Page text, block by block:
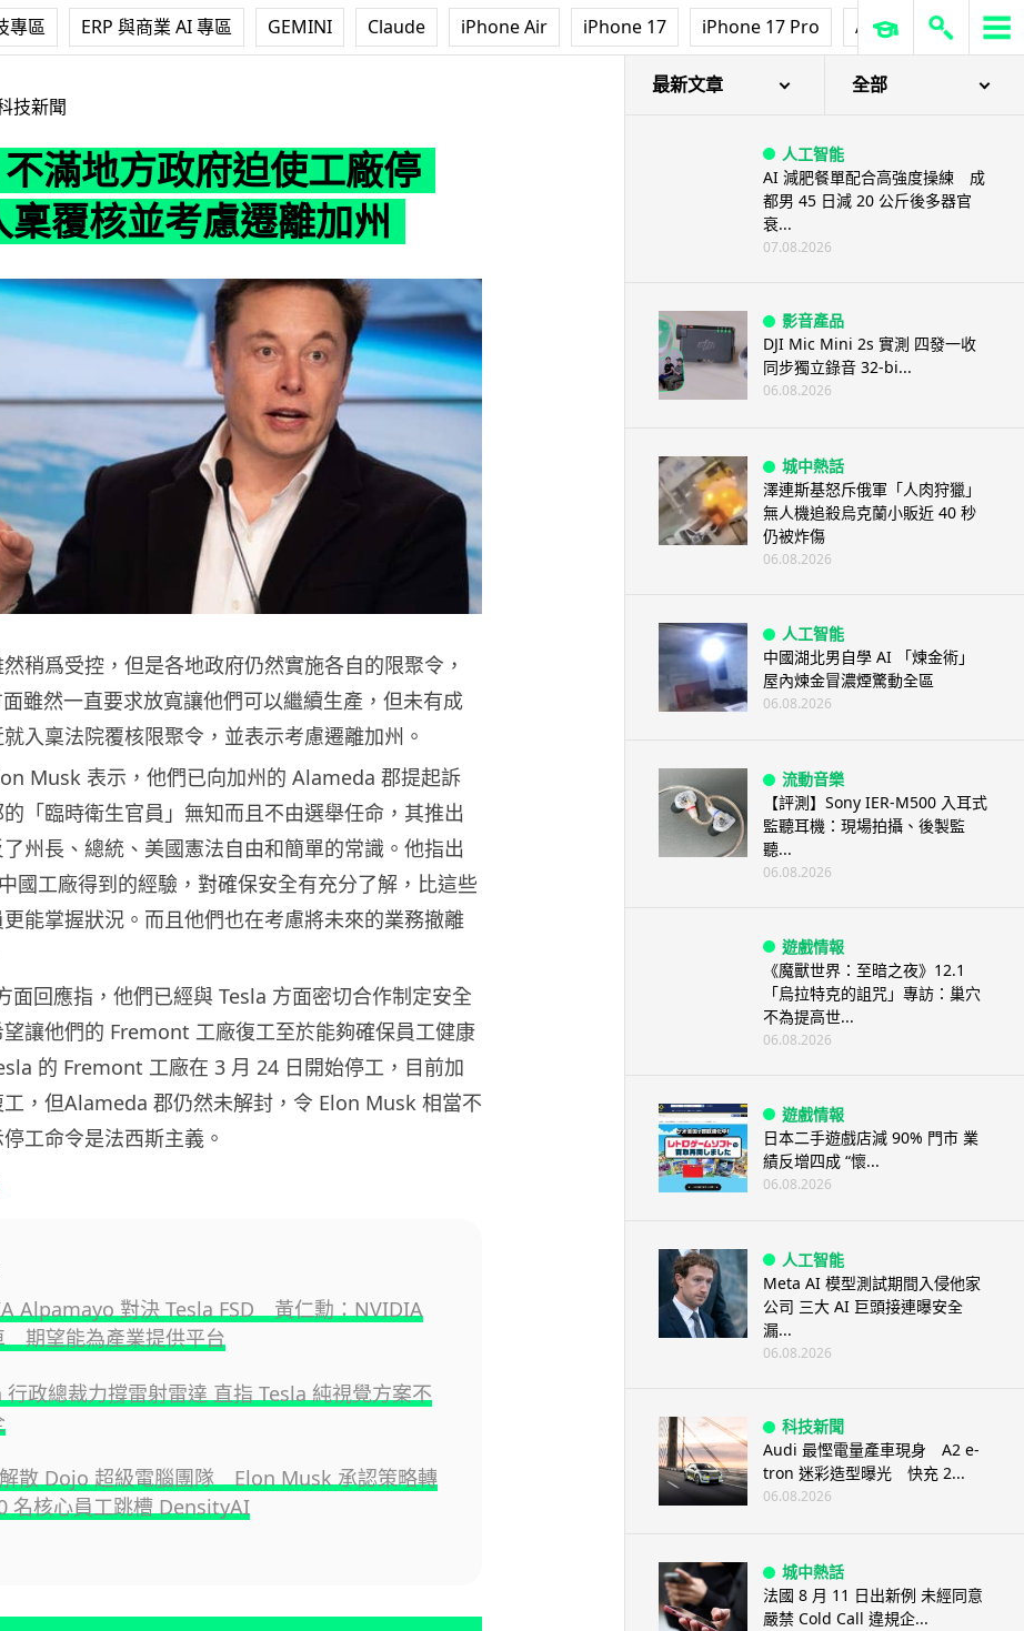
專區 ERP 與商業 AI 專區 GEMINI Claude iPhone Air iPhone 17 iPhone 17 Pro AirPods Pro 3
技新聞
滿地方政府迫使工廠停
覆核並考慮遷離加州
稍爲受控，但是各地政府仍然實施各自的限聚令，
雖然一直要求放寬讓他們可以繼續生產，但未有成
入稟法院覆核限聚令，並表示考慮遷離加州。
Musk 表示，他們已向加州的 Alameda 郡提起訴
「臨時衛生官員」無知而且不由選舉任命，其推出
州長、總統、美國憲法自由和簡單的常識。他指出
國工廠得到的經驗，對確保安全有充分了解，比這些
能掌握狀況。而且他們也在考慮將未來的業務撤離
面回應指，他們已經與 Tesla 方面密切合作制定安全
讓他們的 Fremont 工廠復工至於能夠確保員工健康
的 Fremont 工廠在 3 月 24 日開始停工，目前加
，但Alameda 郡仍然未解封，令 Elon Musk 相當不
工命令是法西斯主義。
Alpamayo 對決 Tesla FSD 黃仁勳：NVIDIA
期望能為產業提供平台
行政總裁力撐雷射雷達 直指 Tesla 純視覺方案不
散 Dojo 超級電腦團隊 Elon Musk 承認策略轉
核心員工跳槽 DensityAI
最新文章 全部
人工智能
AI 減肥餐單配合高強度操練 成
都男 45 日減 20 公斤後多器官
衰...
07.08.2026
影音產品
DJI Mic Mini 2s 實測 四發一收
同步獨立錄音 32-bi...
06.08.2026
城中熱話
澤連斯基怒斥俄軍「人肉狩獵」
無人機追殺烏克蘭小販近 40 秒
仍被炸傷
06.08.2026
人工智能
中國湖北男自學 AI 「煉金術」
屋內煉金冒濃煙驚動全區
06.08.2026
流動音樂
【評測】Sony IER-M500 入耳式
監聽耳機：現場拍攝、後製監
聽...
06.08.2026
遊戲情報
《魔獸世界：至暗之夜》12.1
「烏拉特克的詛咒」專訪：巢穴
不為提高世...
06.08.2026
遊戲情報
日本二手遊戲店減 90% 門市 業
績反增四成 “懷...
06.08.2026
人工智能
Meta AI 模型測試期間入侵他家
公司 三大 AI 巨頭接連曝安全
漏...
06.08.2026
科技新聞
Audi 最慳電量產車現身 A2 e-
tron 迷彩造型曝光 快充 2...
06.08.2026
城中熱話
法國 8 月 11 日出新例 未經同意
嚴禁 Cold Call 違規企...